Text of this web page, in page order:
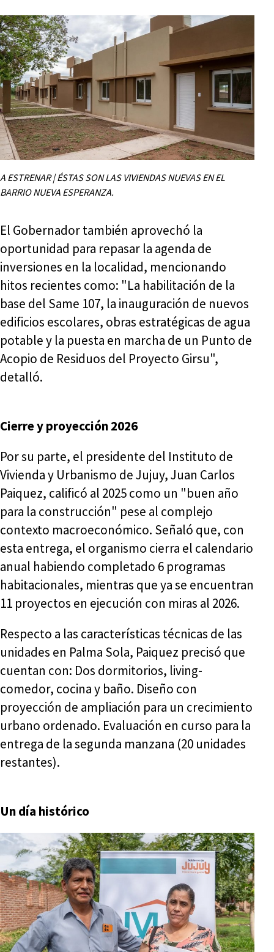
A ESTRENAR | ÉSTAS SON LAS VIVIENDAS NUEVAS EN EL
BARRIO NUEVA ESPERANZA.
El Gobernador también aprovechó la
oportunidad para repasar la agenda de
inversiones en la localidad, mencionando
hitos recientes como: "La habilitación de la
base del Same 107, la inauguración de nuevos
edificios escolares, obras estratégicas de agua
potable y la puesta en marcha de un Punto de
Acopio de Residuos del Proyecto Girsu",
detalló.
Cierre y proyección 2026
Por su parte, el presidente del Instituto de
Vivienda y Urbanismo de Jujuy, Juan Carlos
Paiquez, calificó al 2025 como un "buen año
para la construcción" pese al complejo
contexto macroeconómico. Señaló que, con
esta entrega, el organismo cierra el calendario
anual habiendo completado 6 programas
habitacionales, mientras que ya se encuentran
11 proyectos en ejecución con miras al 2026.
Respecto a las características técnicas de las
unidades en Palma Sola, Paiquez precisó que
cuentan con: Dos dormitorios, living-
comedor, cocina y baño. Diseño con
proyección de ampliación para un crecimiento
urbano ordenado. Evaluación en curso para la
entrega de la segunda manzana (20 unidades
restantes).
Un día histórico